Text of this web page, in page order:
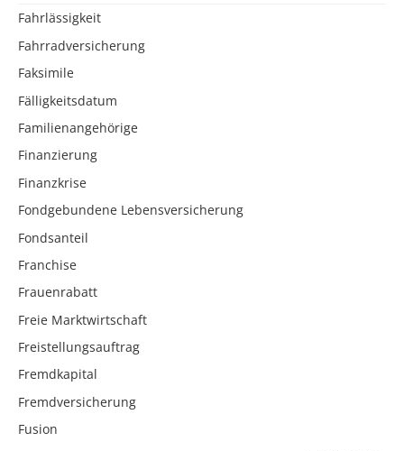
Fahrlässigkeit
Fahrradversicherung
Faksimile
Fälligkeitsdatum
Familienangehörige
Finanzierung
Finanzkrise
Fondgebundene Lebensversicherung
Fondsanteil
Franchise
Frauenrabatt
Freie Marktwirtschaft
Freistellungsauftrag
Fremdkapital
Fremdversicherung
Fusion